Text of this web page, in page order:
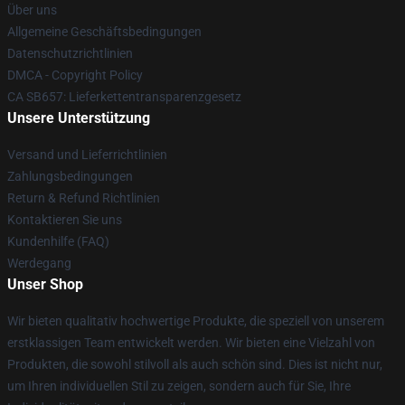
Über uns
Allgemeine Geschäftsbedingungen
Datenschutzrichtlinien
DMCA - Copyright Policy
CA SB657: Lieferkettentransparenzgesetz
Unsere Unterstützung
Versand und Lieferrichtlinien
Zahlungsbedingungen
Return & Refund Richtlinien
Kontaktieren Sie uns
Kundenhilfe (FAQ)
Werdegang
Unser Shop
Wir bieten qualitativ hochwertige Produkte, die speziell von unserem
erstklassigen Team entwickelt werden. Wir bieten eine Vielzahl von
Produkten, die sowohl stilvoll als auch schön sind. Dies ist nicht nur,
um Ihren individuellen Stil zu zeigen, sondern auch für Sie, Ihre